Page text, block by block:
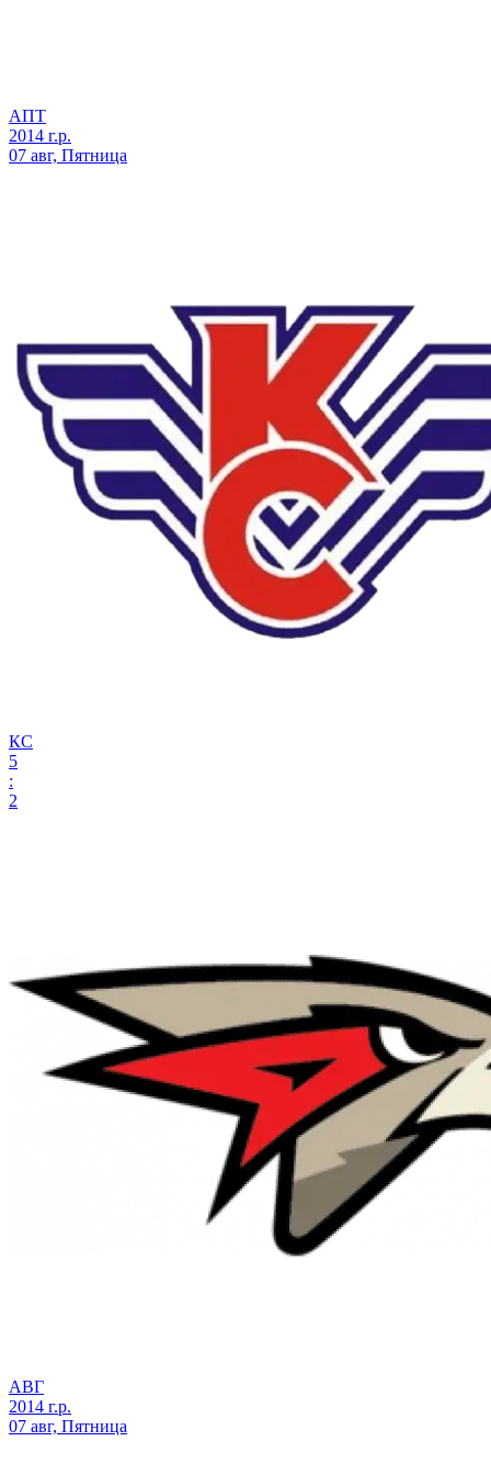
АПТ
2014 г.р.
07 авг, Пятница
КС
5
:
2
АВГ
2014 г.р.
07 авг, Пятница